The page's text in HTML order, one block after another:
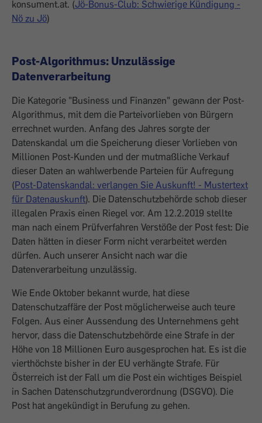
konsument.at. (Jö-Bonus-Club: Schwierige Kündigung -
Nö zu Jö)
Post-Algorithmus: Unzulässige
Datenverarbeitung
Die Kategorie "Business und Finanzen" gewann der Post-
Algorithmus, mit dem die Parteivorlieben von Bürgern
errechnet wurden. Anfang des Jahres sorgte der
Datenskandal um die Speicherung dieser Vorlieben von
Millionen Post-Kunden und der mutmaßliche Verkauf
dieser Daten an wahlwerbende Parteien für Aufregung
(Post-Datenskandal: verlangen Sie Auskunft! - Mustertext
für Datenauskunft). Die Datenschutzbehörde schob dieser
illegalen Praxis einen Riegel vor. Am 12.2.2019 stellte
man nach einem Prüfverfahren Verstöße der Post fest: Die
Daten hätten in dieser Form nicht verarbeitet werden
dürfen. Auch unserer Ansicht nach war die
Datenverarbeitung unzulässig.
Wie Ende Oktober bekannt wurde, hat diese
Datenschutzaffäre der Post möglicherweise auch teure
Folgen. Aus einer Aussendung des Unternehmens geht
hervor, dass die Datenschutzbehörde eine Strafe in der
Höhe von 18 Millionen Euro ausgesprochen hat. Es ist die
vierthöchste bisher in der EU verhängte Strafe. Für
Österreich ist der Fall um die Post ein wichtiges Beispiel
in Sachen Datenschutzgrundverordnung (DSGVO). Die
Post hat angekündigt in Berufung zu gehen.